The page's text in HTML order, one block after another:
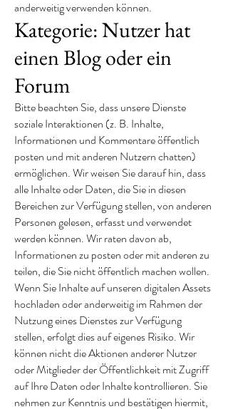
anderweitig verwenden können.
Kategorie: Nutzer hat
einen Blog oder ein
Forum
Bitte beachten Sie, dass unsere Dienste
soziale Interaktionen (z. B. Inhalte,
Informationen und Kommentare öffentlich
posten und mit anderen Nutzern chatten)
ermöglichen. Wir weisen Sie darauf hin, dass
alle Inhalte oder Daten, die Sie in diesen
Bereichen zur Verfügung stellen, von anderen
Personen gelesen, erfasst und verwendet
werden können. Wir raten davon ab,
Informationen zu posten oder mit anderen zu
teilen, die Sie nicht öffentlich machen wollen.
Wenn Sie Inhalte auf unseren digitalen Assets
hochladen oder anderweitig im Rahmen der
Nutzung eines Dienstes zur Verfügung
stellen, erfolgt dies auf eigenes Risiko. Wir
können nicht die Aktionen anderer Nutzer
oder Mitglieder der Öffentlichkeit mit Zugriff
auf Ihre Daten oder Inhalte kontrollieren. Sie
nehmen zur Kenntnis und bestätigen hiermit,